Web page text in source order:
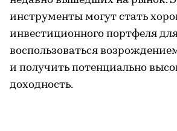
инструменты могут стать
инвестиционного портфеля
воспользоваться
и получить потенциально
доходность.